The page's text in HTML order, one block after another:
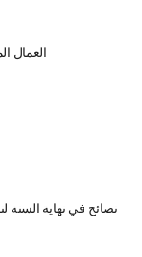
العمال
نصائح في نهاية السنة